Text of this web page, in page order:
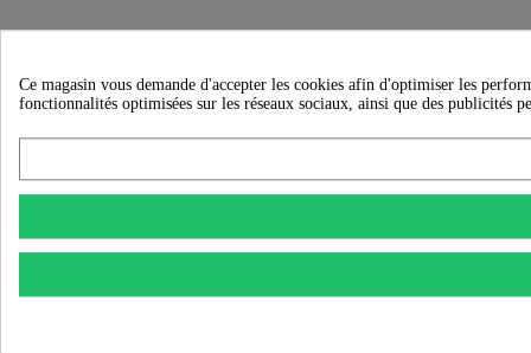
Ce magasin vous demande d'accepter les cookies afin d'optimiser les
fonctionnalités optimisées sur les réseaux sociaux, ainsi que des publicités